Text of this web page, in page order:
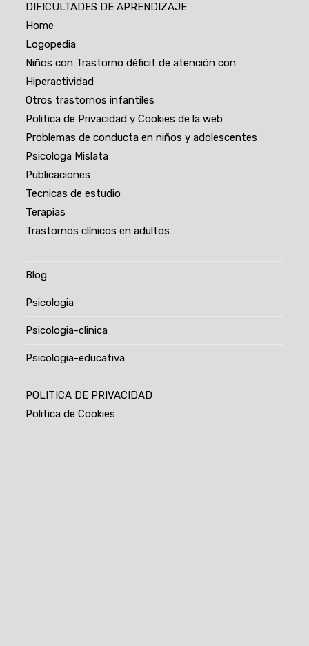
DIFICULTADES DE APRENDIZAJE
Home
Logopedia
Niños con Trastorno déficit de atención con
Hiperactividad
Otros trastornos infantiles
Politica de Privacidad y Cookies de la web
Problemas de conducta en niños y adolescentes
Psicologa Mislata
Publicaciones
Tecnicas de estudio
Terapias
Trastornos clínicos en adultos
Blog
Psicologia
Psicologia-clinica
Psicologia-educativa
POLITICA DE PRIVACIDAD
Politica de Cookies